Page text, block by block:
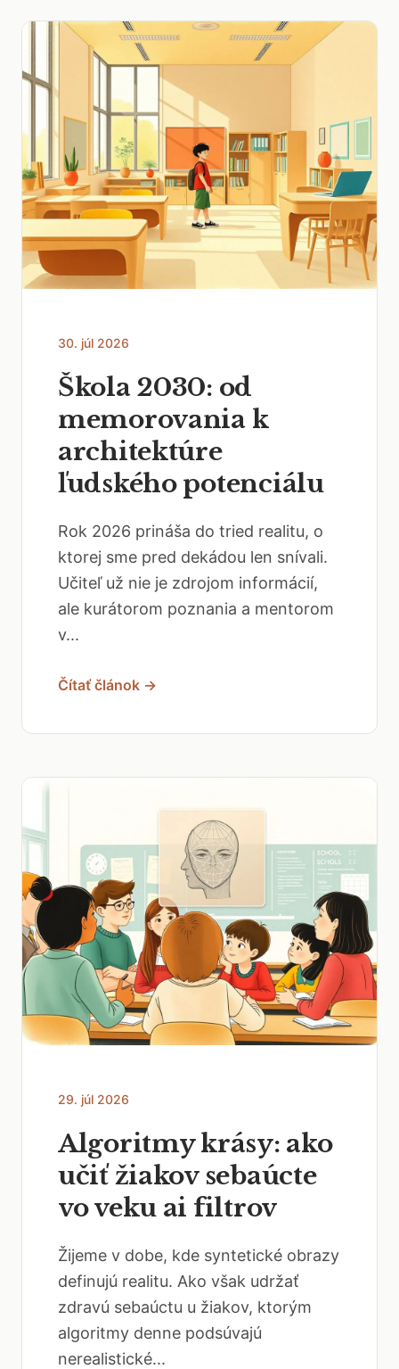
30. júl 2026
Škola 2030: od
memorovania k
architektúre
ľudského potenciálu
Rok 2026 prináša do tried realitu, o
ktorej sme pred dekádou len snívali.
Učiteľ už nie je zdrojom informácií,
ale kurátorom poznania a mentorom
v...
Čítať článok →
29. júl 2026
Algoritmy krásy: ako
učiť žiakov sebaúcte
vo veku ai filtrov
Žijeme v dobe, kde syntetické obrazy
definujú realitu. Ako však udržať
zdravú sebaúctu u žiakov, ktorým
algoritmy denne podsúvajú
nerealistické...